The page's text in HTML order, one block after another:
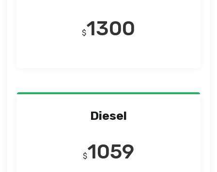
$1300
Diesel
$1059